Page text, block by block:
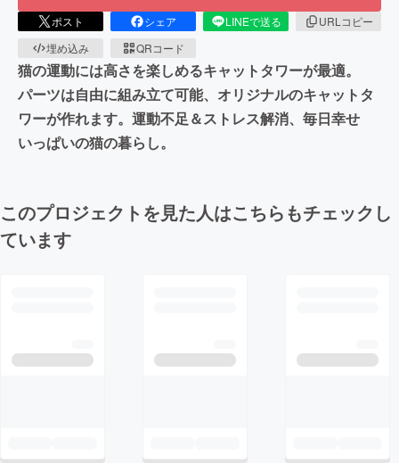
ポスト シェア LINEで送る
URLコピー
埋め込み
QRコード
猫の運動には高さを楽しめるキャットタワーが最適。
パーツは自由に組み立て可能、オリジナルのキャットタ
ワーが作れます。運動不足＆ストレス解消、毎日幸せ
いっぱいの猫の暮らし。
このプロジェクトを見た人はこちらもチェックし
ています